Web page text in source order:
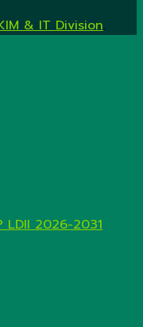
& IT Division.
LDII 2026-2031